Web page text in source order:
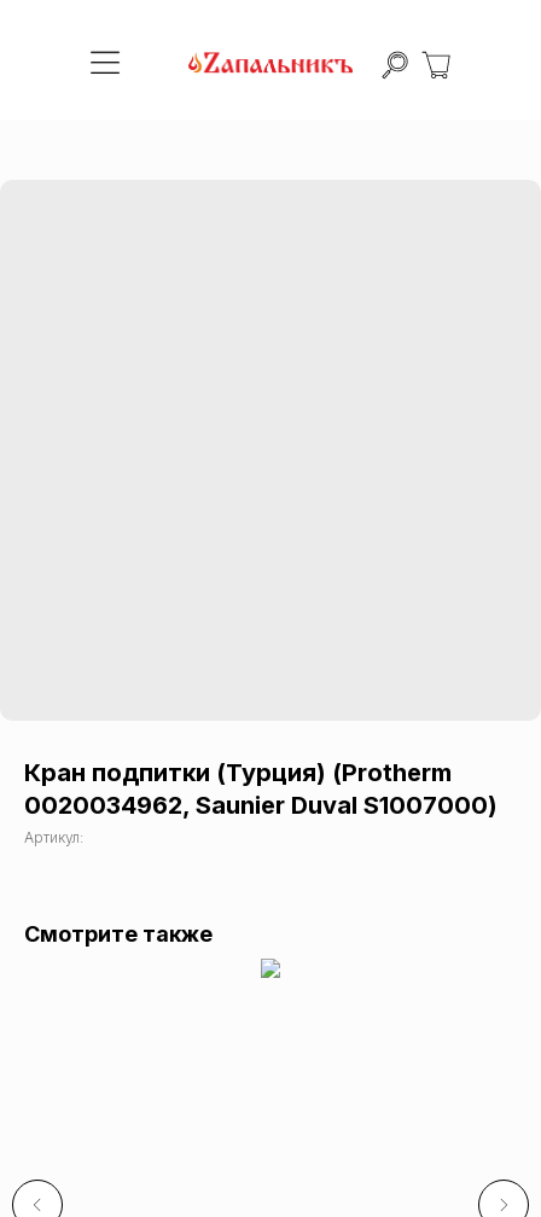
Кран подпитки (Турция) (Protherm
0020034962, Saunier Duval S1007000)
Артикул:
Смотрите также